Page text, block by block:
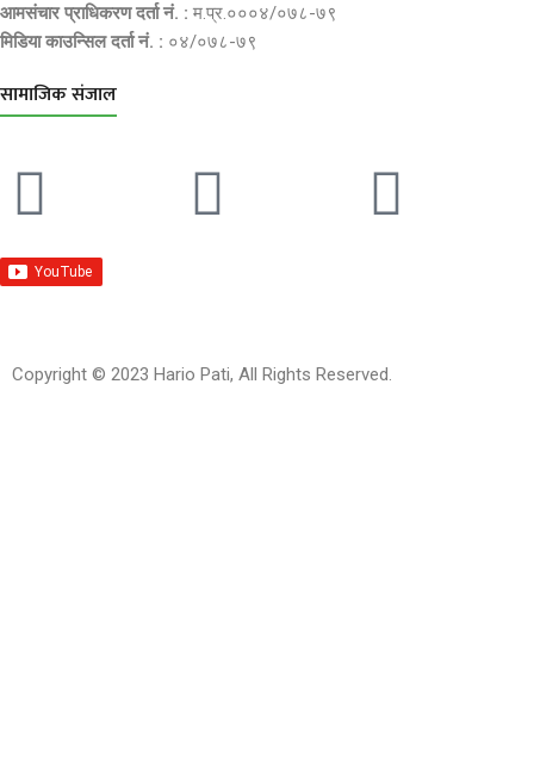
आमसंचार प्राधिकरण दर्ता नं. : म.प्र.०००४/०७८-७९
मिडिया काउन्सिल दर्ता नं. : ०४/०७८-७९
सामाजिक संजाल
Copyright © 2023 Hario Pati, All Rights Reserved.